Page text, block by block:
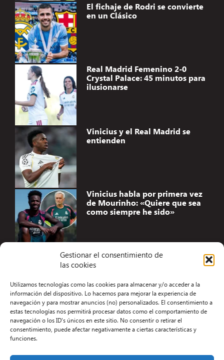
Gestionar el consentimiento de
las cookies
Utilizamos tecnologías como las cookies para almacenar y/o acceder a la
información del dispositivo. Lo hacemos para mejorar la experiencia de
navegación y para mostrar anuncios (no) personalizados. El consentimiento a
estas tecnologías nos permitirá procesar datos como el comportamiento de
navegación o los ID's únicos en este sitio. No consentir o retirar el
consentimiento, puede afectar negativamente a ciertas características y
funciones.
El fichaje de Rodri se convierte
en un Clásico
Real Madrid Femenino 2-0
Crystal Palace: 45 minutos para
ilusionarse
Vinicius y el Real Madrid se
entienden
Vinicius habla por primera vez
de Mourinho: «Quiere que sea
como siempre he sido»
Aviso Legal
Términos y condiciones
Política de privacidad